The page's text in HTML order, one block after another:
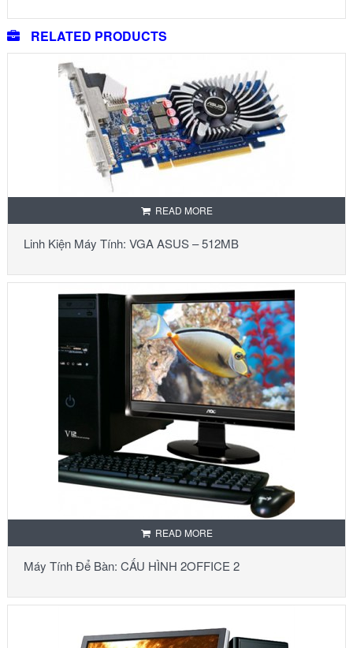
RELATED PRODUCTS
READ MORE
Linh Kiện Máy Tính: VGA ASUS – 512MB
READ MORE
Máy Tính Để Bàn: CẤU HÌNH 2OFFICE 2